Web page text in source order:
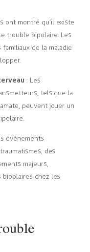
ont montré qu’il existe
trouble bipolaire. Les
de la maladie
: Les
tels que la
peuvent jouer un
événements
des
majeurs,
chez les